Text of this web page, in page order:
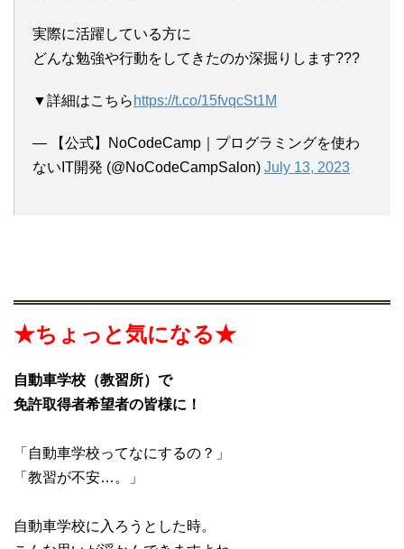
実際に活躍している方に
どんな勉強や行動をしてきたのか深掘りします???
▼詳細はこちら https://t.co/15fvqcSt1M
— 【公式】NoCodeCamp｜プログラミングを使わ
ないIT開発 (@NoCodeCampSalon) July 13, 2023
★ちょっと気になる★
自動車学校（教習所）で
免許取得者希望者の皆様に！
「自動車学校ってなにするの？」
「教習が不安…。」
自動車学校に入ろうとした時。